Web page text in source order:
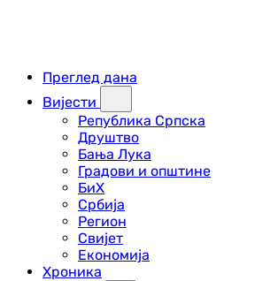
Преглед дана
Вијести
Република Српска
Друштво
Бања Лука
Градови и општине
БиХ
Србија
Регион
Свијет
Економија
Хроника